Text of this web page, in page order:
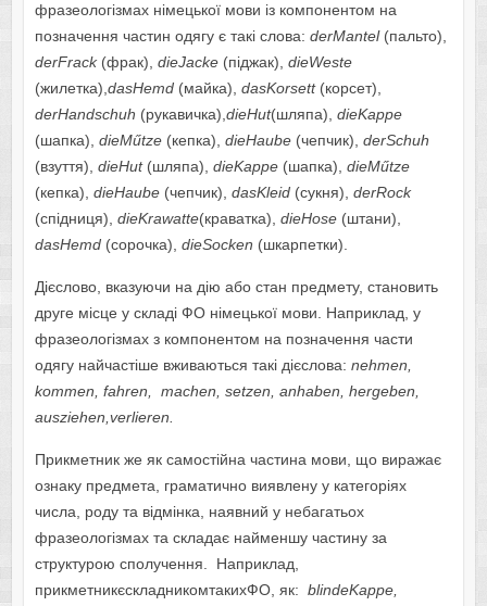
фразеологізмах німецької мови із компонентом на
позначення частин одягу є такі слова: derMantel(пальто),
derFrack(фрак), dieJacke(піджак), dieWeste
(жилетка),dasHemd(майка), dasKorsett(корсет),
derHandschuh (рукавичка),dieHut(шляпа), dieKappe
(шапка), dieMűtze(кепка), dieHaube(чепчик), derSchuh
(взуття), dieHut(шляпа), dieKappe(шапка), dieMűtze
(кепка), dieHaube(чепчик), dasKleid(сукня), derRock
(спідниця), dieKrawatte(краватка), dieHose(штани),
dasHemd(сорочка), dieSocken (шкарпетки).
Дієслово, вказуючи на дію або стан предмету, становить
друге місце у складі ФО німецької мови. Наприклад, у
фразеологізмах з компонентом на позначення части
одягу найчастіше вживаються такі дієслова: nehmen,
kommen, fahren, machen, setzen, anhaben, hergeben,
ausziehen,verlieren.
Прикметник же як самостійна частина мови, що виражає
ознаку предмета, граматично виявлену у категоріях
числа, роду та відмінка, наявний у небагатьох
фразеологізмах та складає найменшу частину за
структурою сполучення. Наприклад,
прикметникєскладникомтакихФО, як: blindeKappe,